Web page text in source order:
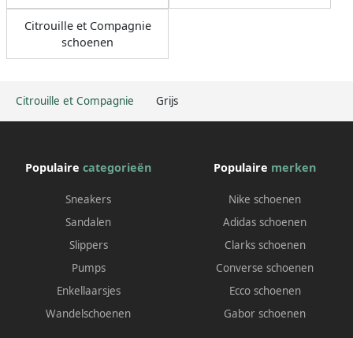
Citrouille et Compagnie Grijs
Citrouille et Compagnie
schoenen
Populaire categorieën
Sneakers
Sandalen
Slippers
Pumps
Enkellaarsjes
Wandelschoenen
Populaire merken
Nike schoenen
Adidas schoenen
Clarks schoenen
Converse schoenen
Ecco schoenen
Gabor schoenen